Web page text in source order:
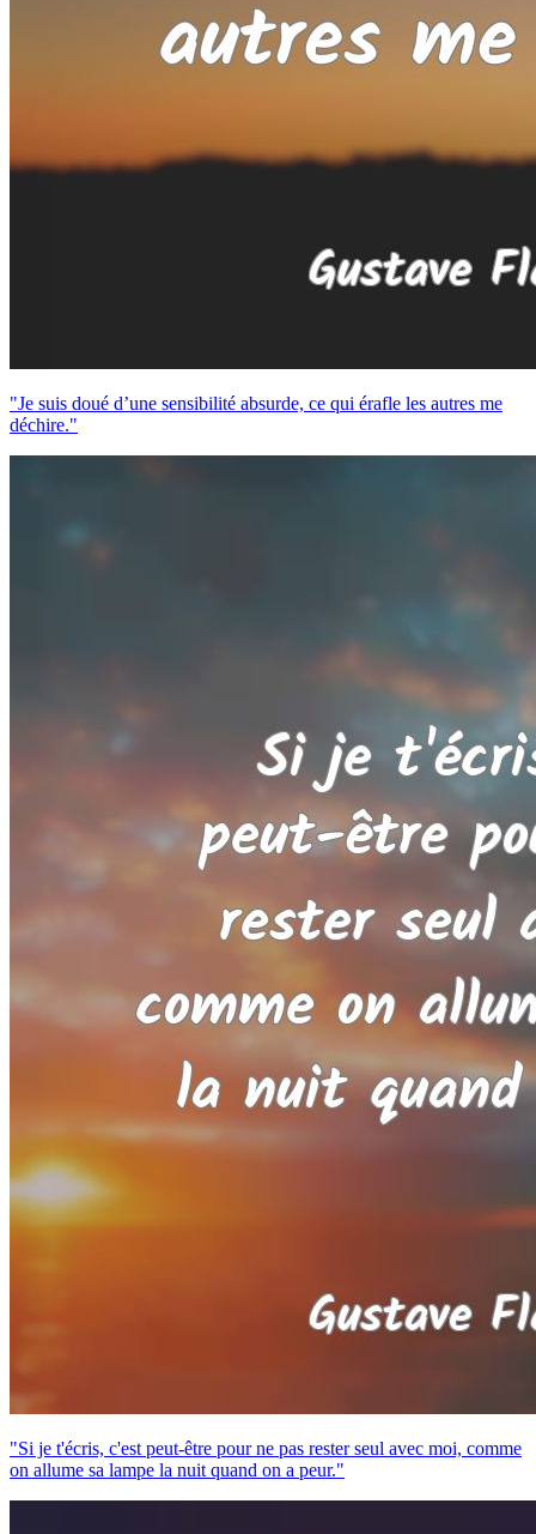
"Je suis doué d’une sensibilité absurde, ce qui érafle les autres me
déchire."
"Si je t'écris, c'est peut-être pour ne pas rester seul avec moi, comme
on allume sa lampe la nuit quand on a peur."